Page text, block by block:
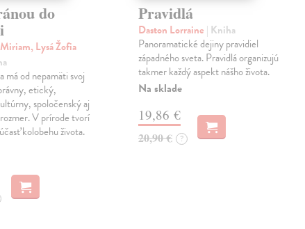
do
Lysá Žofia
má od nepamäti svoj
etický,
spoločenský aj
V prírode tvorí
kolobehu života.
Pravidlá
Daston Lorraine | Kniha
Panoramatické dejiny pravidiel
západného sveta. Pravidlá organizujú
takmer každý aspekt nášho života.
Na sklade
19,86 €
20,90 € ?